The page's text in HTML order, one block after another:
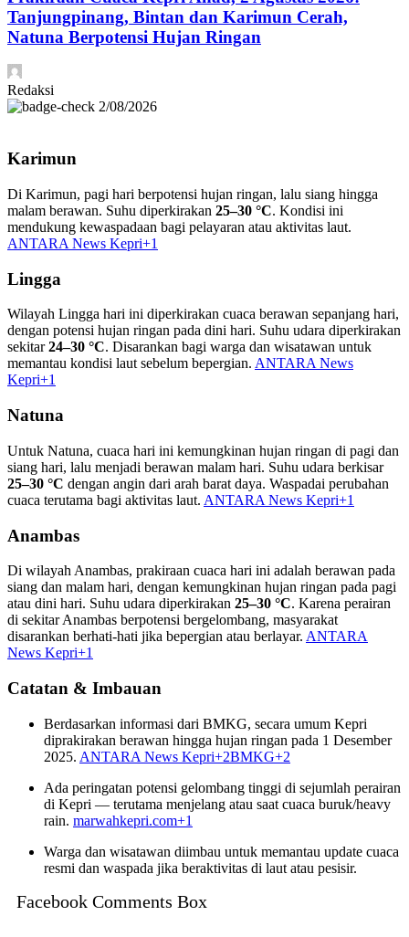
Tanjungpinang, Bintan dan Karimun Cerah,
Natuna Berpotensi Hujan Ringan
Redaksi
2/08/2026
Karimun
Di Karimun, pagi hari berpotensi hujan ringan, lalu siang hingga
malam berawan. Suhu diperkirakan 25–30 °C. Kondisi ini
mendukung kewaspadaan bagi pelayaran atau aktivitas laut.
ANTARA News Kepri+1
Lingga
Wilayah Lingga hari ini diperkirakan cuaca berawan sepanjang hari,
dengan potensi hujan ringan pada dini hari. Suhu udara diperkirakan
sekitar24–30 °C. Disarankan bagi warga dan wisatawan untuk
memantau kondisi laut sebelum bepergian. ANTARA News
Kepri+1
Natuna
Untuk Natuna, cuaca hari ini kemungkinan hujan ringan di pagi dan
siang hari, lalu menjadi berawan malam hari. Suhu udara berkisar
25–30 °C dengan angin dari arah barat daya. Waspadai perubahan
cuaca terutama bagi aktivitas laut. ANTARA News Kepri+1
Anambas
Di wilayah Anambas, prakiraan cuaca hari ini adalah berawan pada
siang dan malam hari, dengan kemungkinan hujan ringan pada pagi
atau dini hari. Suhu udara diperkirakan 25–30 °C. Karena perairan
di sekitar Anambas berpotensi bergelombang, masyarakat
disarankan berhati-hati jika bepergian atau berlayar. ANTARA
News Kepri+1
Catatan & Imbauan
Berdasarkan informasi dari BMKG, secara umum Kepri
diprakirakan berawan hingga hujan ringan pada 1 Desember
2025. ANTARA News Kepri+2BMKG+2
Ada peringatan potensi gelombang tinggi di sejumlah perairan
di Kepri — terutama menjelang atau saat cuaca buruk/heavy
rain. marwahkepri.com+1
Warga dan wisatawan diimbau untuk memantau update cuaca
resmi dan waspada jika beraktivitas di laut atau pesisir.
Facebook Comments Box